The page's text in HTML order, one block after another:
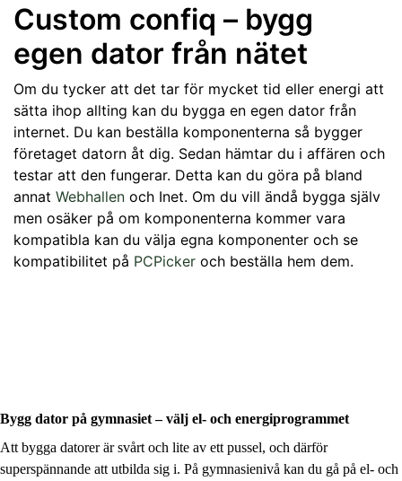
Custom confiq – bygg
egen dator från nätet
Om du tycker att det tar för mycket tid eller energi att
sätta ihop allting kan du bygga en egen dator från
internet. Du kan beställa komponenterna så bygger
företaget datorn åt dig. Sedan hämtar du i affären och
testar att den fungerar. Detta kan du göra på bland
annat Webhallen och Inet. Om du vill ändå bygga själv
men osäker på om komponenterna kommer vara
kompatibla kan du välja egna komponenter och se
kompatibilitet på PCPicker och beställa hem dem.
Bygg dator på gymnasiet – välj el- och energiprogrammet
Att bygga datorer är svårt och lite av ett pussel, och därför
superspännande att utbilda sig i. På gymnasienivå kan du gå på el- och